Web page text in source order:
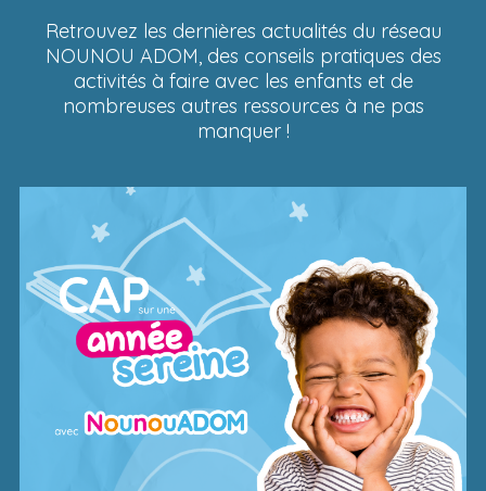
Retrouvez les dernières actualités du réseau
NOUNOU ADOM, des conseils pratiques des
activités à faire avec les enfants et de
nombreuses autres ressources à ne pas
manquer !